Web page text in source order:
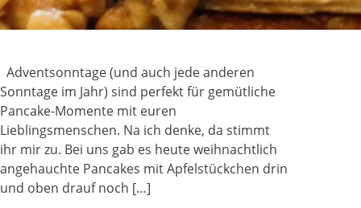
Adventsonntage (und auch jede anderen
Sonntage im Jahr) sind perfekt für gemütliche
Pancake-Momente mit euren
Lieblingsmenschen. Na ich denke, da stimmt
ihr mir zu. Bei uns gab es heute weihnachtlich
angehauchte Pancakes mit Apfelstückchen drin
und oben drauf noch […]